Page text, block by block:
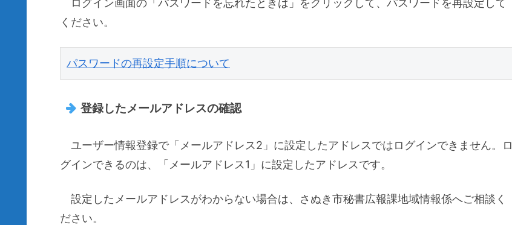
ログイン画面の「パスワードを忘れたときは」をクリックして、パスワードを再設定して
ください。
パスワードの再設定手順について
登録したメールアドレスの確認
ユーザー情報登録で「メールアドレス2」に設定したアドレスではログインできません。ロ
グインできるのは、「メールアドレス1」に設定したアドレスです。
設定したメールアドレスがわからない場合は、さぬき市秘書広報課地域情報係へご相談く
ださい。